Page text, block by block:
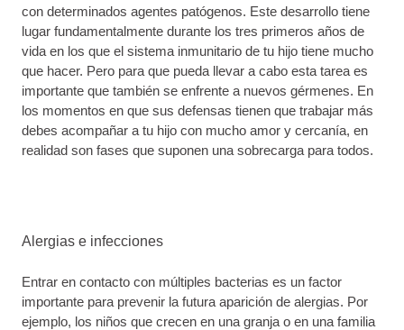
con determinados agentes patógenos. Este desarrollo tiene
lugar fundamentalmente durante los tres primeros años de
vida en los que el sistema inmunitario de tu hijo tiene mucho
que hacer. Pero para que pueda llevar a cabo esta tarea es
importante que también se enfrente a nuevos gérmenes. En
los momentos en que sus defensas tienen que trabajar más
debes acompañar a tu hijo con mucho amor y cercanía, en
realidad son fases que suponen una sobrecarga para todos.
Alergias e infecciones
Entrar en contacto con múltiples bacterias es un factor
importante para prevenir la futura aparición de alergias. Por
ejemplo, los niños que crecen en una granja o en una familia